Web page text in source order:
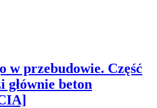
w przebudowie. Część
głównie beton